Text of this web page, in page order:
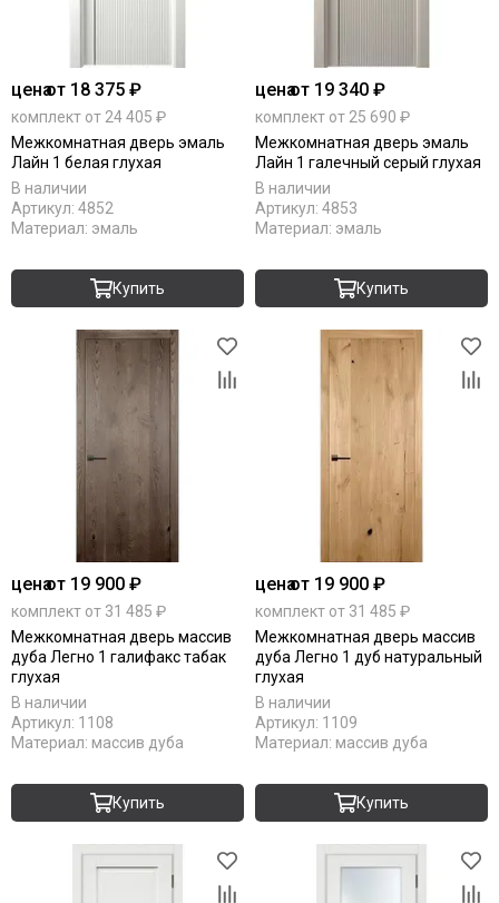
ценаот 18 375 ₽
комплект от 24 405 ₽
Межкомнатная дверь эмаль
Лайн 1 белая глухая
В наличии
Артикул: 4852
Материал: эмаль
Купить
ценаот 19 340 ₽
комплект от 25 690 ₽
Межкомнатная дверь эмаль
Лайн 1 галечный серый глухая
В наличии
Артикул: 4853
Материал: эмаль
Купить
ценаот 19 900 ₽
комплект от 31 485 ₽
Межкомнатная дверь массив
дуба Легно 1 галифакс табак
глухая
В наличии
Артикул: 1108
Материал: массив дуба
Купить
ценаот 19 900 ₽
комплект от 31 485 ₽
Межкомнатная дверь массив
дуба Легно 1 дуб натуральный
глухая
В наличии
Артикул: 1109
Материал: массив дуба
Купить